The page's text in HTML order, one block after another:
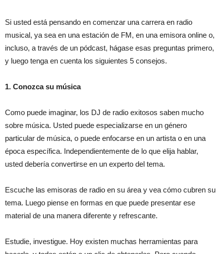
Si usted está pensando en comenzar una carrera en radio
musical, ya sea en una estación de FM, en una emisora online o,
incluso, a través de un pódcast, hágase esas preguntas primero,
y luego tenga en cuenta los siguientes 5 consejos.
1. Conozca su música
Como puede imaginar, los DJ de radio exitosos saben mucho
sobre música. Usted puede especializarse en un género
particular de música, o puede enfocarse en un artista o en una
época específica. Independientemente de lo que elija hablar,
usted debería convertirse en un experto del tema.
Escuche las emisoras de radio en su área y vea cómo cubren su
tema. Luego piense en formas en que puede presentar ese
material de una manera diferente y refrescante.
Estudie, investigue. Hoy existen muchas herramientas para